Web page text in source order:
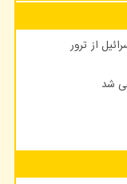
از ترور